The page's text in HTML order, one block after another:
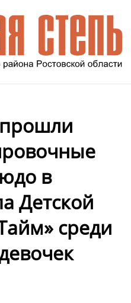
прошли
в
Детской
среди